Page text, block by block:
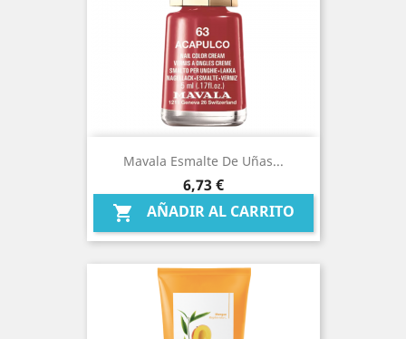
Mavala Esmalte De Uñas...
Precio
6,73 €
 AÑADIR AL CARRITO